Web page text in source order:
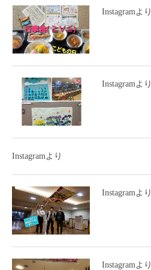
Instagramより
Instagramより
Instagramより
Instagramより
Instagramより